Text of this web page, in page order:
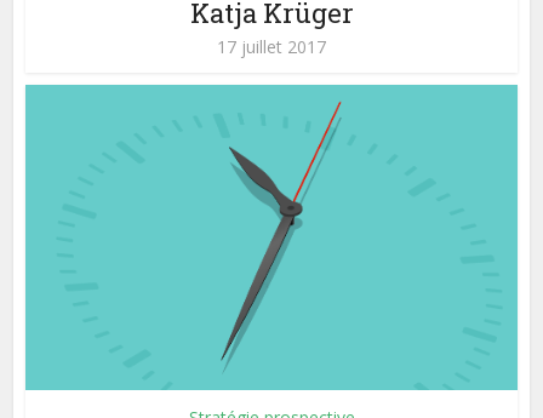
Katja Krüger
17 juillet 2017